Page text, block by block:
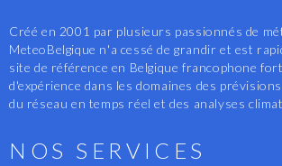
Créé en 2001 par plusieurs passionnés de
MeteoBelgique n'a cessé de grandir et est
site de référence en Belgique francophone
d'expérience dans les domaines des
du réseau en temps réel et des analyses
NOS SERVICES